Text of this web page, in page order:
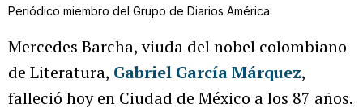
Periódico miembro del Grupo de Diarios América
Mercedes Barcha, viuda del nobel colombiano
de Literatura, Gabriel García Márquez,
falleció hoy en Ciudad de México a los 87 años.